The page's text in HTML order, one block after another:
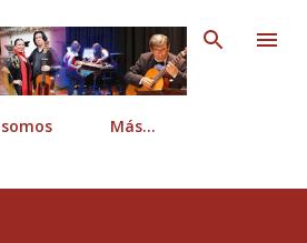
principal
Más…